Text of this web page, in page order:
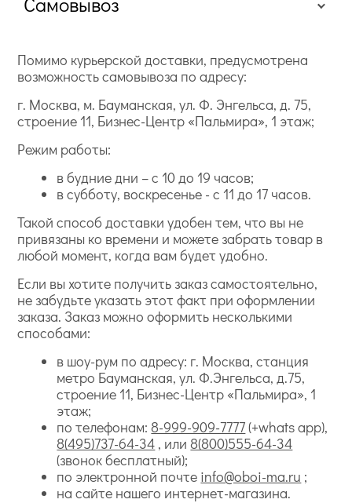
Помимо курьерской доставки, предусмотрена
возможность самовывоза по адресу:
г. Москва, м. Бауманская, ул. Ф. Энгельса, д. 75,
строение 11, Бизнес-Центр «Пальмира», 1 этаж;
Режим работы:
в будние дни – с 10 до 19 часов;
в субботу, воскресенье - с 11 до 17 часов.
Такой способ доставки удобен тем, что вы не
привязаны ко времени и можете забрать товар в
любой момент, когда вам будет удобно.
Если вы хотите получить заказ самостоятельно,
не забудьте указать этот факт при оформлении
заказа. Заказ можно оформить несколькими
способами:
в шоу-рум по адресу: г. Москва, станция
метро Бауманская, ул. Ф.Энгельса, д.75,
строение 11, Бизнес-Центр «Пальмира», 1
этаж;
по телефонам: 8-999-909-7777(+whats app),
8(495)737-64-34 , или 8(800)555-64-34
(звонок бесплатный);
по электронной почте info@oboi-ma.ru ;
на сайте нашего интернет-магазина.